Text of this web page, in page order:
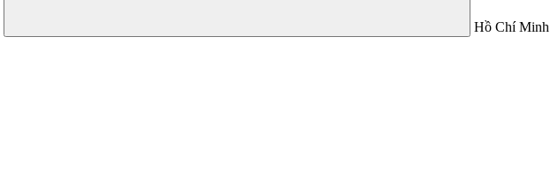
Hồ Chí Minh